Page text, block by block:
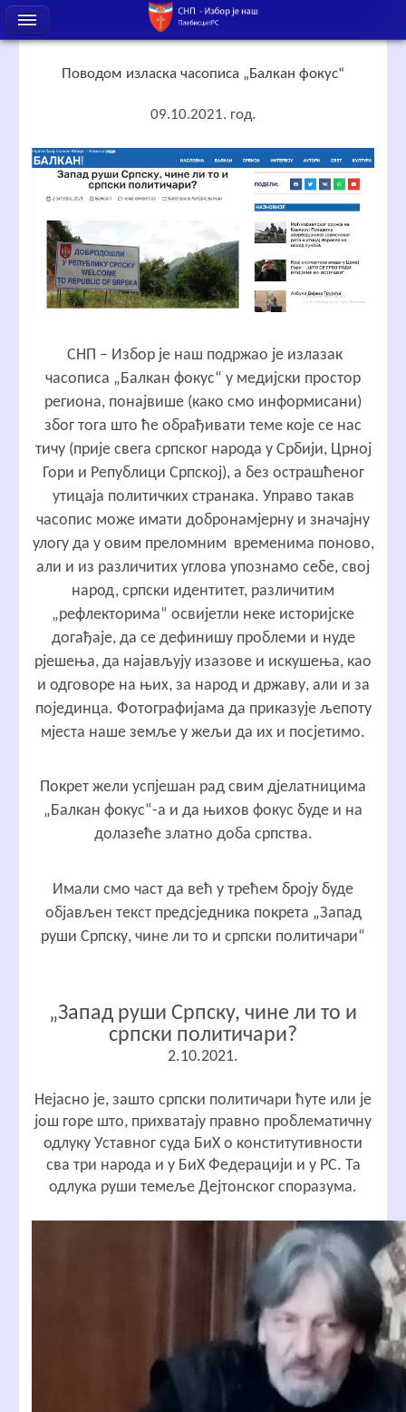
Поводом изласка часописа „Балкан фокус“
09.10.2021. год.
СНП – Избор је наш подржао је излазак
часописа „Балкан фокус“ у медијски простор
региона, понајвише (како смо информисани)
због тога што ће обрађивати теме које се нас
тичу (прије свега српског народа у Србији, Црној
Гори и Републици Српској), а без острашћеног
утицаја политичких странака. Управо такав
часопис може имати добронамјерну и значајну
улогу да у овим преломним временима поново,
али и из различитих углова упознамо себе, свој
народ, српски идентитет, различитим
„рефлекторима“ освијетли неке историјске
догађаје, да се дефинишу проблеми и нуде
рјешења, да најављују изазове и искушења, као
и одговоре на њих, за народ и државу, али и за
појединца. Фотографијама да приказује љепоту
мјеста наше земље у жељи да их и посјетимо.
Покрет жели успјешан рад свим дјелатницима
„Балкан фокус“-а и да њихов фокус буде и на
долазеће златно доба српства.
Имали смо част да већ у трећем броју буде
објављен текст предсједника покрета „Запад
руши Српску, чине ли то и српски политичари“
„Запад руши Српску, чине ли то и
српски политичари?
2.10.2021.
Нејасно је, зашто српски политичари ћуте или је
још горе што, прихватају правно проблематичну
одлуку Уставног суда БиХ о конститутивности
сва три народа и у БиХ Федерацији и у РС. Та
одлука руши темеље Дејтонског споразума.